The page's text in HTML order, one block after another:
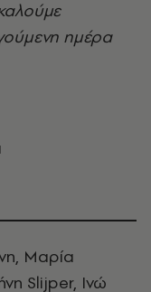
ημέρα
Μαρία
Slijper, Ινώ